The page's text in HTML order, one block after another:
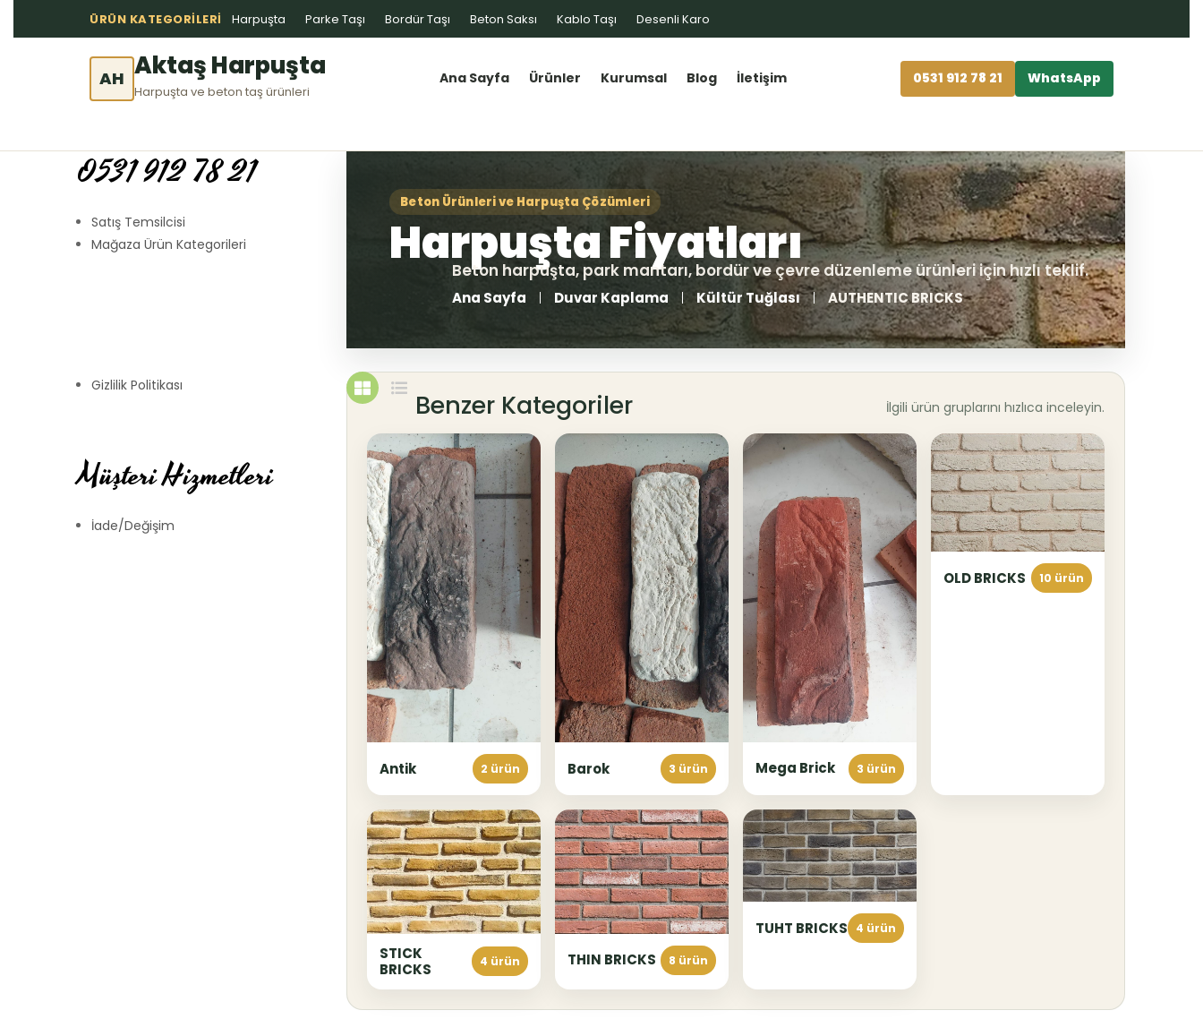
ÜRÜN KATEGORILERI Harpuşta Parke Taşı Bordür Taşı Beton Saksı Kablo Taşı Desenli Karo
AH Aktaş Harpuşta
Harpuşta ve beton taş ürünleri
Ana Sayfa Ürünler Kurumsal Blog İletişim 0531 912 78 21 WhatsApp
0531 912 78 21
Satış Temsilcisi
Mağaza Ürün Kategorileri
Gizlilik Politikası
Müşteri Hizmetleri
İade/Değişim
Ana Sayfa Duvar Kaplama Kültür Tuğlası AUTHENTIC BRICKS
Benzer Kategoriler İlgili ürün gruplarını hızlıca inceleyin.
Antik 2 ürün Barok 3 ürün Mega Brick 3 ürün
OLD BRICKS 10 ürün
STICK
BRICKS
4 ürün THIN BRICKS 8 ürün
TUHT BRICKS 4 ürün